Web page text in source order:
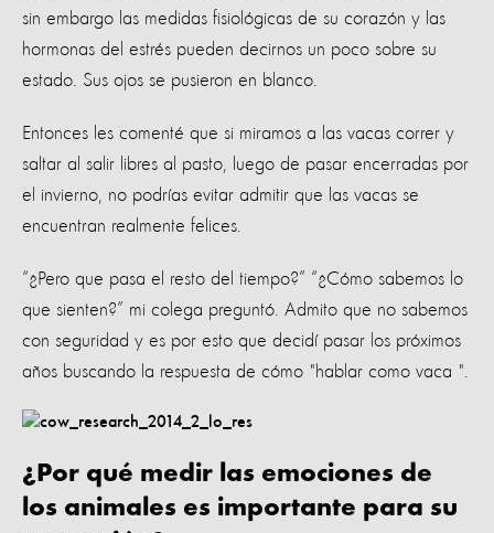
sin embargo las medidas fisiológicas de su corazón y las
hormonas del estrés pueden decirnos un poco sobre su
estado. Sus ojos se pusieron en blanco.
Entonces les comenté que si miramos a las vacas correr y
saltar al salir libres al pasto, luego de pasar encerradas por
el invierno, no podrías evitar admitir que las vacas se
encuentran realmente felices.
“¿Pero que pasa el resto del tiempo?” “¿Cómo sabemos lo
que sienten?” mi colega preguntó. Admito que no sabemos
con seguridad y es por esto que decidí pasar los próximos
años buscando la respuesta de cómo "hablar como vaca ".
¿Por qué medir las emociones de
los animales es importante para su